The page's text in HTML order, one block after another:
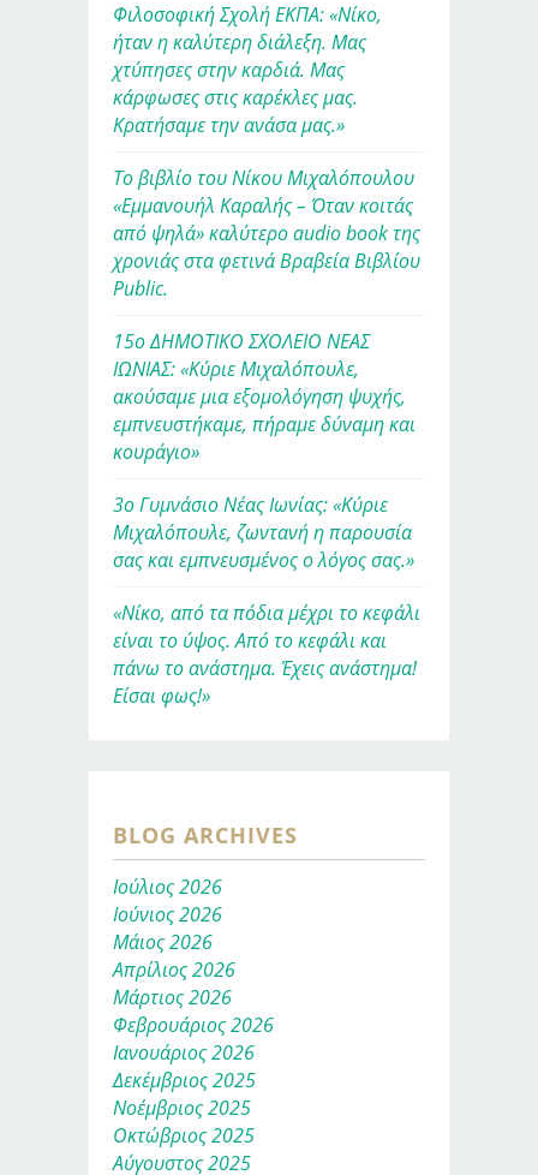
Φιλοσοφική Σχολή ΕΚΠΑ: «Νίκο,
ήταν η καλύτερη διάλεξη. Μας
χτύπησες στην καρδιά. Μας
κάρφωσες στις καρέκλες μας.
Κρατήσαμε την ανάσα μας.»
Το βιβλίο του Νίκου Μιχαλόπουλου
«Εμμανουήλ Καραλής – Όταν κοιτάς
από ψηλά» καλύτερο audio book της
χρονιάς στα φετινά Βραβεία Βιβλίου
Public.
15ο ΔΗΜΟΤΙΚΟ ΣΧΟΛΕΙΟ ΝΕΑΣ
ΙΩΝΙΑΣ: «Κύριε Μιχαλόπουλε,
ακούσαμε μια εξομολόγηση ψυχής,
εμπνευστήκαμε, πήραμε δύναμη και
κουράγιο»
3ο Γυμνάσιο Νέας Ιωνίας: «Κύριε
Μιχαλόπουλε, ζωντανή η παρουσία
σας και εμπνευσμένος ο λόγος σας.»
«Νίκο, από τα πόδια μέχρι το κεφάλι
είναι το ύψος. Από το κεφάλι και
πάνω το ανάστημα. Έχεις ανάστημα!
Είσαι φως!»
BLOG ARCHIVES
Ιούλιος 2026
Ιούνιος 2026
Μάιος 2026
Απρίλιος 2026
Μάρτιος 2026
Φεβρουάριος 2026
Ιανουάριος 2026
Δεκέμβριος 2025
Νοέμβριος 2025
Οκτώβριος 2025
Αύγουστος 2025